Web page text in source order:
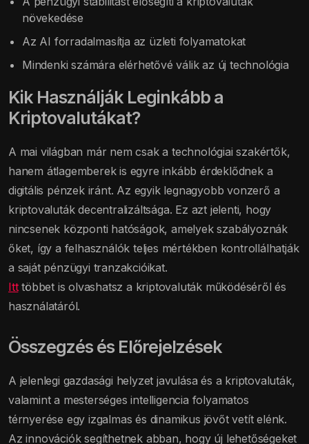
növekedése
Az AI forradalmasítja az üzleti folyamatokat
Mindenki számára elérhetővé válik az új technológia
Kik Használják Leginkább a
Kriptovalutákat?
A mai világban már nem csak a technológiai szakértők,
hanem átlagemberek is egyre inkább érdeklődnek a
digitális pénzek iránt. Az egyik legnagyobb vonzerő a
kriptovaluták decentralizáltsága. Ez azt jelenti, hogy
nincsenek központi hatóságok, amelyek szabályoznák
őket, így a felhasználók teljes mértékben kontrollálhatják
a saját pénzügyi tranzakcióikat.
Itttöbbet is olvashatsz a kriptovaluták működéséről és
használatáról.
Összegzés és Előrejelzések
A jelenlegi gazdasági helyzet javulása és a kriptovaluták,
valamint a mesterséges intelligencia folyamatos
térnyerése egy izgalmas és dinamikus jövőt vetít elénk.
Az innovációk segíthetnek abban, hogy új lehetőségeket